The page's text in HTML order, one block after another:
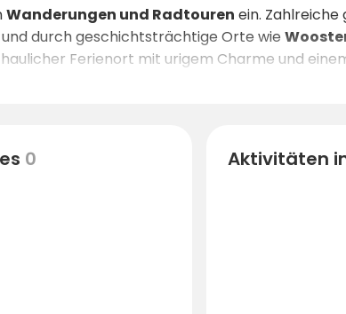
Wanderungen und Radtouren ein.
durch geschichtsträchtige Orte wie
Ferienort mit urigem Charme und
0 Aktivitäten